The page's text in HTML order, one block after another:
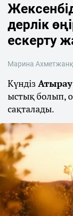
дерлік
ескерту
Марина
Күндіз
ыстық болып,
сақталады.